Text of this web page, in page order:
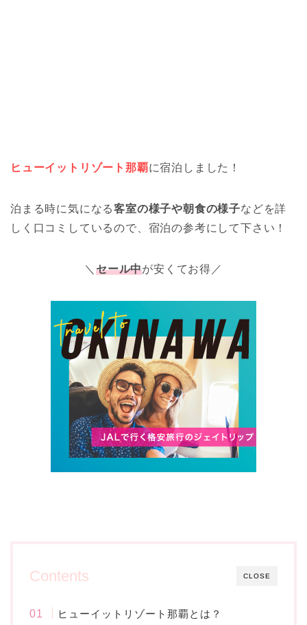
ヒューイットリゾート那覇に宿泊しました！
泊まる時に気になる客室の様子や朝食の様子などを詳
しく口コミしているので、宿泊の参考にして下さい！
＼ セール中が安くてお得／
CLOSE
Contents
ヒューイットリゾート那覇とは？